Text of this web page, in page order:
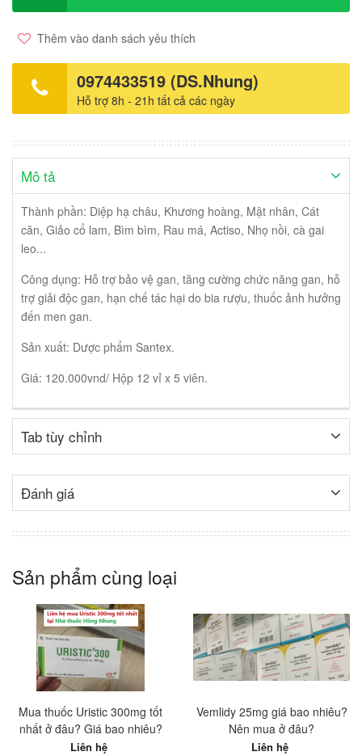
Thêm vào danh sách yêu thích
0974433519 (DS.Nhung)
Hỗ trợ 8h - 21h tất cả các ngày
Mô tả
Thành phần: Diệp hạ châu, Khương hoàng, Mật nhân, Cát
căn, Giảo cổ lam, Bìm bìm, Rau má, Actiso, Nhọ nồi, cà gai
leo...
Công dụng: Hỗ trợ bảo vệ gan, tăng cường chức năng gan, hỗ
trợ giải độc gan, hạn chế tác hại do bia rượu, thuốc ảnh hưởng
đến men gan.
Sản xuất: Dược phẩm Santex.
Giá: 120.000vnd/ Hộp 12 vỉ x 5 viên.
Tab tùy chỉnh
Đánh giá
Sản phẩm cùng loại
Mua thuốc Uristic 300mg tốt
nhất ở đâu? Giá bao nhiêu?
Liên hệ
Vemlidy 25mg giá bao nhiêu?
Nên mua ở đâu?
Liên hệ